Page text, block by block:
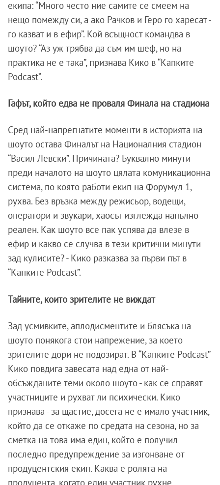
екипа: “Много често ние самите се смеем на
нещо помежду си, а ако Рачков и Геро го харесат -
го казват и в ефир”. Кой всъщност командва в
шоуто? “Аз уж трябва да съм им шеф, но на
практика не е така”, признава Кико в “Капките
Podcast”.
Гафът, който едва не проваля Финала на стадиона
Сред най-напрегнатите моменти в историята на
шоуто остава Финалът на Националния стадион
“Васил Левски”. Причината? Буквално минути
преди началото на шоуто цялата комуникационна
система, по която работи екип на Форумул 1,
рухва. Без връзка между режисьор, водещи,
оператори и звукари, хаосът изглежда напълно
реален. Как шоуто все пак успява да влезе в
ефир и какво се случва в тези критични минути
зад кулисите? - Кико разказва за първи път в
“Капките Podcast”.
Тайните, които зрителите не виждат
Зад усмивките, аплодисментите и блясъка на
шоуто понякога стои напрежение, за което
зрителите дори не подозират. В “Капките Podcast”
Кико повдига завесата над една от най-
обсъжданите теми около шоуто - как се справят
участниците и рухват ли психически. Кико
признава - за щастие, досега не е имало участник,
който да се откаже по средата на сезона, но за
сметка на това има един, който е получил
последно предупреждение за изгонване от
продуцентския екип. Каква е ролята на
продуцента, когато един участник рухне